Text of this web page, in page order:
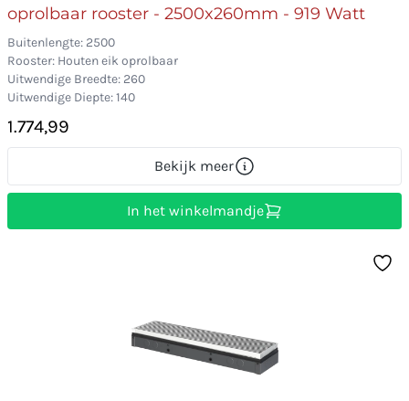
oprolbaar rooster - 2500x260mm - 919 Watt
Buitenlengte: 2500
Rooster: Houten eik oprolbaar
Uitwendige Breedte: 260
Uitwendige Diepte: 140
1.774,99
Bekijk meer
In het winkelmandje